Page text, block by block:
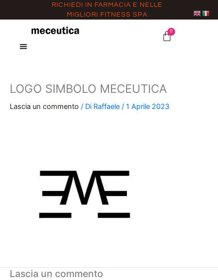
contenuto
RICHIEDI IN FARMACIA E NELLE
MIGLIORI FITNESS SPA
0
CARRELLO
LOGO SIMBOLO MECEUTICA
Lascia un commento / Di Raffaele / 1 Aprile 2023
Lascia un commento